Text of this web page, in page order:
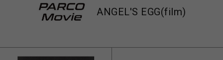
ANGEL'S EGG(film)